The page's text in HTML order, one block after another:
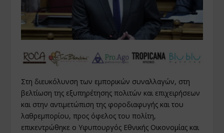
Στη διευκόλυνση των εμπορικών συναλλαγών, στη
βελτίωση της εξυπηρέτησης πολιτών και επιχειρήσεων
και στην αντιμετώπιση της φοροδιαφυγής και του
λαθρεμπορίου, προς όφελος του πολίτη,
επικεντρώθηκε ο Υφυπουργός Εθνικής Οικονομίας και